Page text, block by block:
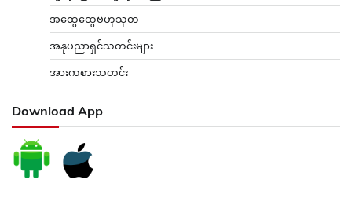
အထွေထွေဗဟုသုတ
အနုပညာရှင်သတင်းများ
အားကစားသတင်း
Download App